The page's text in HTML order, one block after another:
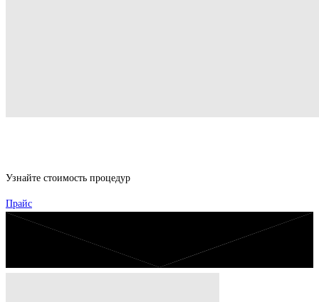
Узнайте стоимость процедур
Прайс